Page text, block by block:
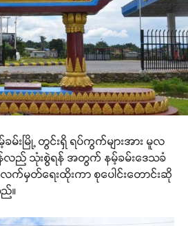
ခမ်းမြို့ တွင်းရှိ ရပ်ကွက်များအား မူလ
န်လည် သုံးစွဲရန် အတွက် နမ့်ခမ်းဒေသခံ
လက်မှတ်ရေးထိုးကာ စုပေါင်းတောင်းဆို
။